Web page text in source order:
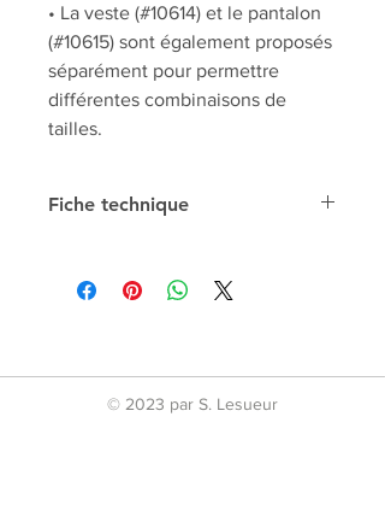
• La veste (#10614) et le pantalon
(#10615) sont également proposés
séparément pour permettre
différentes combinaisons de
tailles.
Fiche technique
35% Coton
Tai Chi
© 2023 par S. Lesueur